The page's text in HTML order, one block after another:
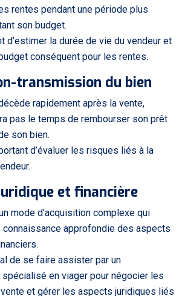
rentes pendant une période plus
son budget.
d’estimer la durée de vie du vendeur et
conséquent pour les rentes.
transmission du bien
rapidement après la vente,
pas le temps de rembourser son prêt
son bien.
d’évaluer les risques liés à la
et financière
mode d’acquisition complexe qui
approfondie des aspects
de se faire assister par un
en viager pour négocier les
et gérer les aspects juridiques liés